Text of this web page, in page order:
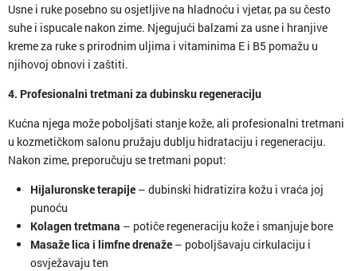
Usne i ruke posebno su osjetljive na hladnoću i vjetar, pa su često
suhe i ispucale nakon zime. Njegujući balzami za usne i hranjive
kreme za ruke s prirodnim uljima i vitaminima E i B5 pomažu u
njihovoj obnovi i zaštiti.
4. Profesionalni tretmani za dubinsku regeneraciju
Kućna njega može poboljšati stanje kože, ali profesionalni tretmani
u kozmetičkom salonu pružaju dublju hidrataciju i regeneraciju.
Nakon zime, preporučuju se tretmani poput:
Hijaluronske terapije – dubinski hidratizira kožu i vraća joj
punoću
Kolagen tretmana – potiče regeneraciju kože i smanjuje bore
Masaže lica i limfne drenaže – poboljšavaju cirkulaciju i
osvježavaju ten